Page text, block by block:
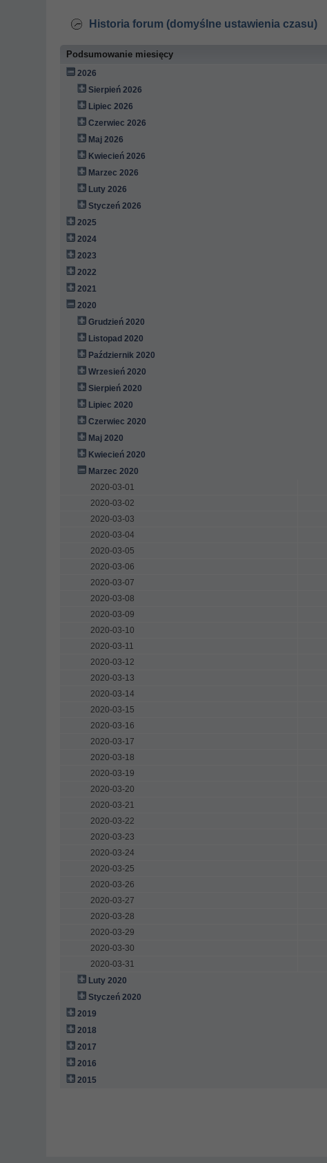
Historia forum (domyślne ustawienia czasu)
Podsumowanie miesięcy
2026
Sierpień 2026
Lipiec 2026
Czerwiec 2026
Maj 2026
Kwiecień 2026
Marzec 2026
Luty 2026
Styczeń 2026
2025
2024
2023
2022
2021
2020
Grudzień 2020
Listopad 2020
Październik 2020
Wrzesień 2020
Sierpień 2020
Lipiec 2020
Czerwiec 2020
Maj 2020
Kwiecień 2020
Marzec 2020
2020-03-01
2020-03-02
2020-03-03
2020-03-04
2020-03-05
2020-03-06
2020-03-07
2020-03-08
2020-03-09
2020-03-10
2020-03-11
2020-03-12
2020-03-13
2020-03-14
2020-03-15
2020-03-16
2020-03-17
2020-03-18
2020-03-19
2020-03-20
2020-03-21
2020-03-22
2020-03-23
2020-03-24
2020-03-25
2020-03-26
2020-03-27
2020-03-28
2020-03-29
2020-03-30
2020-03-31
Luty 2020
Styczeń 2020
2019
2018
2017
2016
2015